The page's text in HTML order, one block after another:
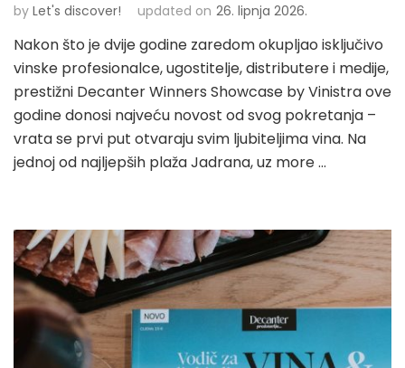
by Let's discover! updated on 26. lipnja 2026.
Nakon što je dvije godine zaredom okupljao isključivo
vinske profesionalce, ugostitelje, distributere i medije,
prestižni Decanter Winners Showcase by Vinistra ove
godine donosi najveću novost od svog pokretanja –
vrata se prvi put otvaraju svim ljubiteljima vina. Na
jednoj od najljepših plaža Jadrana, uz more …